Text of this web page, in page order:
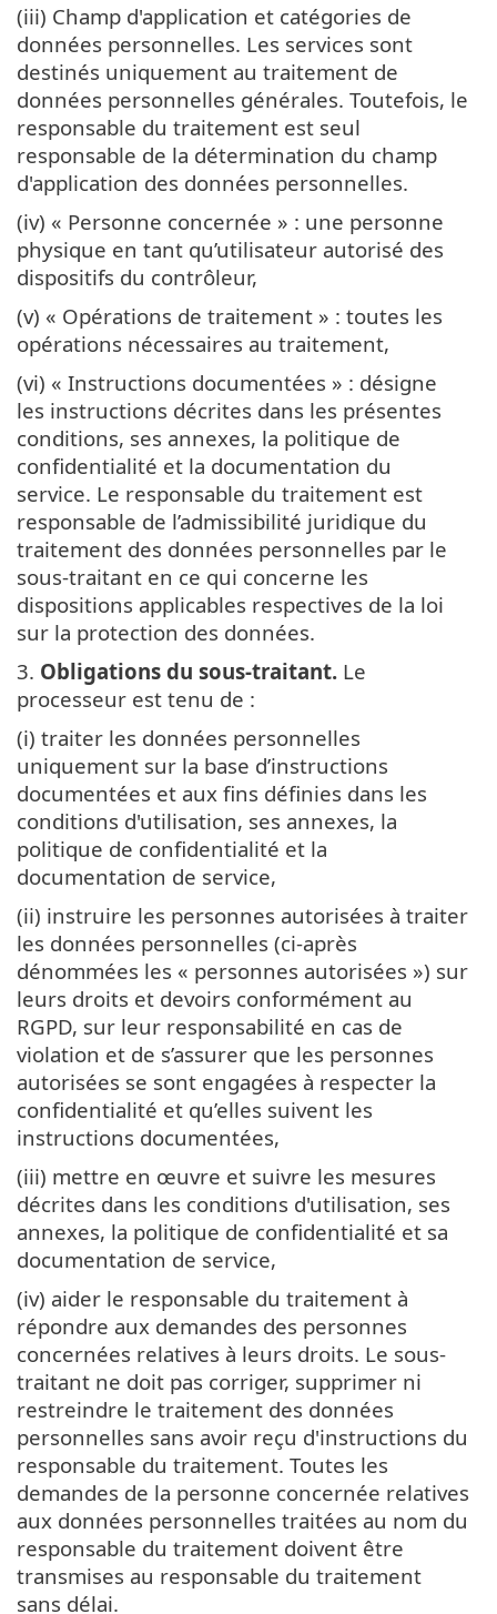
(iii) Champ d'application et catégories de
données personnelles. Les services sont
destinés uniquement au traitement de
données personnelles générales. Toutefois, le
responsable du traitement est seul
responsable de la détermination du champ
d'application des données personnelles.
(iv) « Personne concernée » : une personne
physique en tant qu’utilisateur autorisé des
dispositifs du contrôleur,
(v) « Opérations de traitement » : toutes les
opérations nécessaires au traitement,
(vi) « Instructions documentées » : désigne
les instructions décrites dans les présentes
conditions, ses annexes, la politique de
confidentialité et la documentation du
service. Le responsable du traitement est
responsable de l’admissibilité juridique du
traitement des données personnelles par le
sous-traitant en ce qui concerne les
dispositions applicables respectives de la loi
sur la protection des données.
3. Obligations du sous-traitant. Le
processeur est tenu de :
(i) traiter les données personnelles
uniquement sur la base d’instructions
documentées et aux fins définies dans les
conditions d'utilisation, ses annexes, la
politique de confidentialité et la
documentation de service,
(ii) instruire les personnes autorisées à traiter
les données personnelles (ci-après
dénommées les « personnes autorisées ») sur
leurs droits et devoirs conformément au
RGPD, sur leur responsabilité en cas de
violation et de s’assurer que les personnes
autorisées se sont engagées à respecter la
confidentialité et qu’elles suivent les
instructions documentées,
(iii) mettre en œuvre et suivre les mesures
décrites dans les conditions d'utilisation, ses
annexes, la politique de confidentialité et sa
documentation de service,
(iv) aider le responsable du traitement à
répondre aux demandes des personnes
concernées relatives à leurs droits. Le sous-
traitant ne doit pas corriger, supprimer ni
restreindre le traitement des données
personnelles sans avoir reçu d'instructions du
responsable du traitement. Toutes les
demandes de la personne concernée relatives
aux données personnelles traitées au nom du
responsable du traitement doivent être
transmises au responsable du traitement
sans délai.